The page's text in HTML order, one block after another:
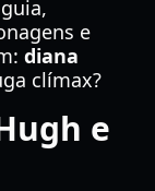
e
diana
clímax?
e